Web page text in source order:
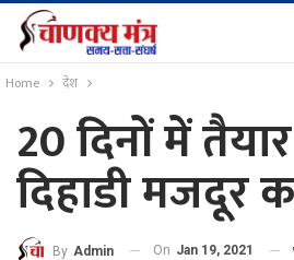
Home देश
20 दिनों में
दिहाडी मजदूर
By Admin On Jan 19, 2021